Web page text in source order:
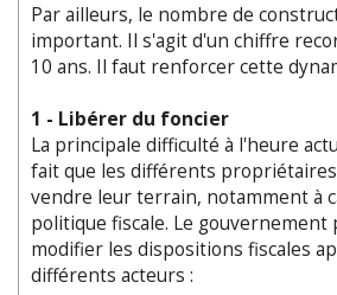
Par ailleurs, le nombre de
important. Il s'agit d'un chiffre
10 ans. Il faut renforcer cette
1 - Libérer du foncier
La principale difficulté à l'heure
fait que les différents
vendre leur terrain, notamment à
politique fiscale. Le gouvernement
modifier les dispositions fiscales
différents acteurs :